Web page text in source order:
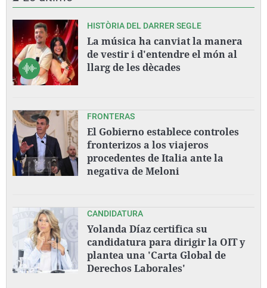
HISTÒRIA DEL DARRER SEGLE
La música ha canviat la manera
de vestir i d'entendre el món al
llarg de les dècades
FRONTERAS
El Gobierno establece controles
fronterizos a los viajeros
procedentes de Italia ante la
negativa de Meloni
CANDIDATURA
Yolanda Díaz certifica su
candidatura para dirigir la OIT y
plantea una 'Carta Global de
Derechos Laborales'